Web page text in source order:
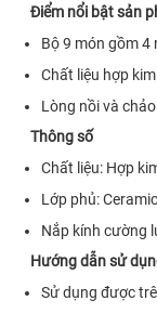
Điểm nổi bật sản
Bộ 9 món gồm 4
Chất liệu hợp
Lòng nồi và
Thông số
Chất liệu: Hợp
Lớp phủ:
Nắp kính cường
Hướng dẫn sử
Sử dụng được